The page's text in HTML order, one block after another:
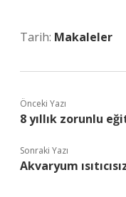
Tarih: Makaleler
Önceki Yazı
8 yıllık zorunlu
Sonraki Yazı
Akvaryum